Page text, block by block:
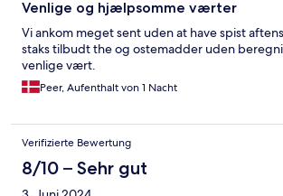
Venlige og hjælpsomme værter
Vi ankom meget sent uden at have spist
staks tilbudt the og ostemadder uden
venlige vært.
Peer, Aufenthalt von 1 Nacht
Verifizierte Bewertung
8/10 – Sehr gut